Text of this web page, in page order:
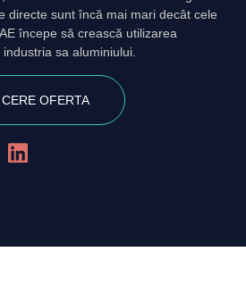
directe sunt încă mai mari decât cele
începe să crească utilizarea
sa aluminiului.
CERE OFERTA